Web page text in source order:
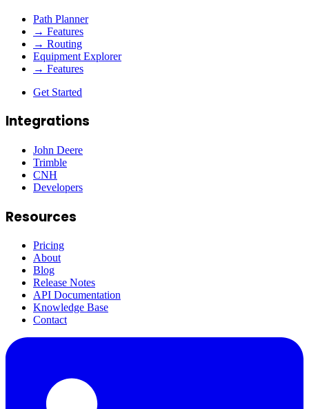
Path Planner
→ Features
→ Routing
Equipment Explorer
→ Features
Get Started
Integrations
John Deere
Trimble
CNH
Developers
Resources
Pricing
About
Blog
Release Notes
API Documentation
Knowledge Base
Contact